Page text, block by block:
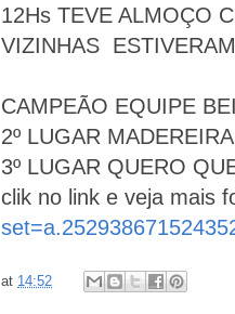
12Hs TEVE ALMOÇO
VIZINHAS
CAMPEÃO EQUIPE
2º LUGAR
3º LUGAR QUERO
clik no link e veja mais
at 14:52